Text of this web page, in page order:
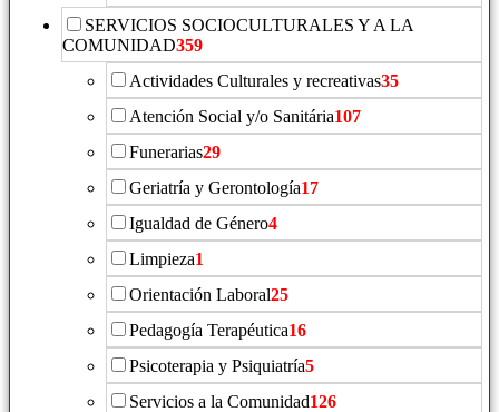
SERVICIOS SOCIOCULTURALES Y A LA
COMUNIDAD359
Actividades Culturales y recreativas35
Atención Social y/o Sanitária107
Funerarias29
Geriatría y Gerontología17
Igualdad de Género4
Limpieza1
Orientación Laboral25
Pedagogía Terapéutica16
Psicoterapia y Psiquiatría5
Servicios a la Comunidad126